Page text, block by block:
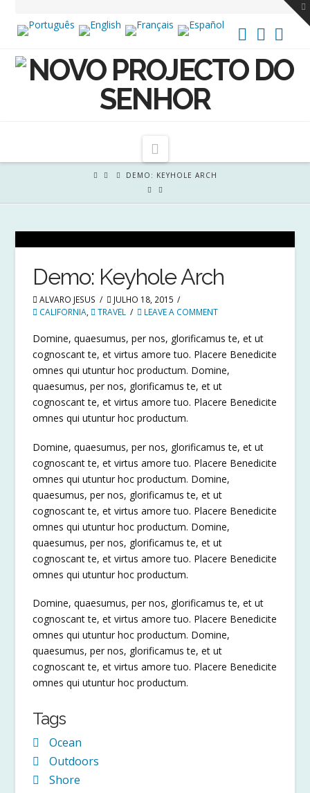
DEMO: KEYHOLE ARCH
Demo: Keyhole Arch
ALVARO JESUS
JULHO 18, 2015
CALIFORNIA, TRAVEL LEAVE A COMMENT
Domine, quaesumus, per nos, glorificamus te, et ut
cognoscant te, et virtus amore tuo. Placere Benedicite
omnes qui utuntur hoc productum. Domine,
quaesumus, per nos, glorificamus te, et ut
cognoscant te, et virtus amore tuo. Placere Benedicite
omnes qui utuntur hoc productum.
Domine, quaesumus, per nos, glorificamus te, et ut
cognoscant te, et virtus amore tuo. Placere Benedicite
omnes qui utuntur hoc productum. Domine,
quaesumus, per nos, glorificamus te, et ut
cognoscant te, et virtus amore tuo. Placere Benedicite
omnes qui utuntur hoc productum. Domine,
quaesumus, per nos, glorificamus te, et ut
cognoscant te, et virtus amore tuo. Placere Benedicite
omnes qui utuntur hoc productum.
Domine, quaesumus, per nos, glorificamus te, et ut
cognoscant te, et virtus amore tuo. Placere Benedicite
omnes qui utuntur hoc productum. Domine,
quaesumus, per nos, glorificamus te, et ut
cognoscant te, et virtus amore tuo. Placere Benedicite
omnes qui utuntur hoc productum.
Tags
Ocean
Outdoors
Shore